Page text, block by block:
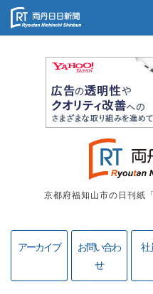
京都府福知山市の日刊紙
アーカイブ
お問い合わ
せ
社